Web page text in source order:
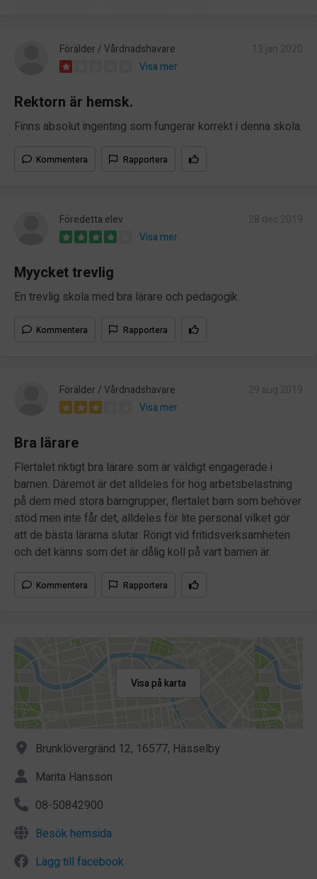
Förälder / Vårdnadshavare
Visa mer
Rektorn är hemsk.
Finns absolut ingenting som fungerar korrekt i denna skola.
Kommentera Rapportera
Föredetta elev
Visa mer
Myycket trevlig
En trevlig skola med bra lärare och pedagogik.
Kommentera Rapportera
Förälder / Vårdnadshavare
Visa mer
Bra lärare
Flertalet riktigt bra lärare som är väldigt engagerade i
barnen. Däremot är det alldeles för hög arbetsbelastning
på dem med stora barngrupper, flertalet barn som behöver
stöd men inte får det, alldeles för lite personal vilket gör
att de bästa lärarna slutar. Rörigt vid fritidsverksamheten
och det känns som det är dålig koll på vart barnen är.
Kommentera Rapportera
Visa på karta
Brunklövergränd 12, 16577, Hässelby
Marita Hansson
08-50842900
Besök hemsida
Lägg till facebook